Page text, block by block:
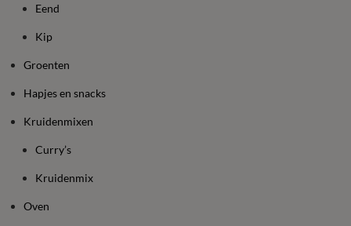
Eend
Kip
Groenten
Hapjes en snacks
Kruidenmixen
Curry’s
Kruidenmix
Oven